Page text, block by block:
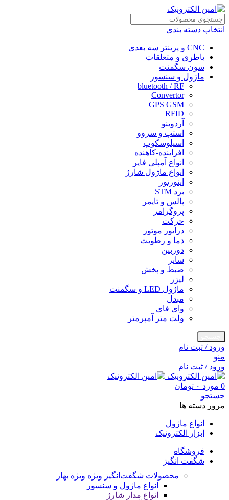
انتخاب دسته بندی
CNC و پرینتر سه بعدی
باطری و متعلقات
سون سگمنت
ماژول و سنسور
bluetooth / RF
Convertor
GPS GSM
RFID
آردوینو
استپ و سروو
اسیلوسکوپ
افزاینده-کاهنده
انواع آمپلی فایر
انواع ماژول شارژ
اینورتور
برد STM
پالس و تایمر
پروگرامر
حرکت
درایور موتور
دما و رطویت
دوربین
سایر
ضبط و پخش
لیزر
ماژول LED و سگمنت
مبدل
وای فای
ولت متر آمپرمتر
ورود / ثبت نام
منو
ورود / ثبت نام
0 مورد ۰ تومان
جستجو
مرور دسته ها
انواع ماژول
ابزار الکترونیک
فروشگاه
شگفت انگیز
محصولات شگفت‌انگیز ویژه ویژه بهار
انواع ماژول و سنسور
انواع مدار شارژ